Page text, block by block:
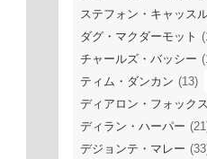
ステフォン・キャッス
ダグ・マクダーモット
チャールズ・バッシー
ティム・ダンカン (13)
ディアロン・フォックス
ディラン・ハーパー
デジョンテ・マレー